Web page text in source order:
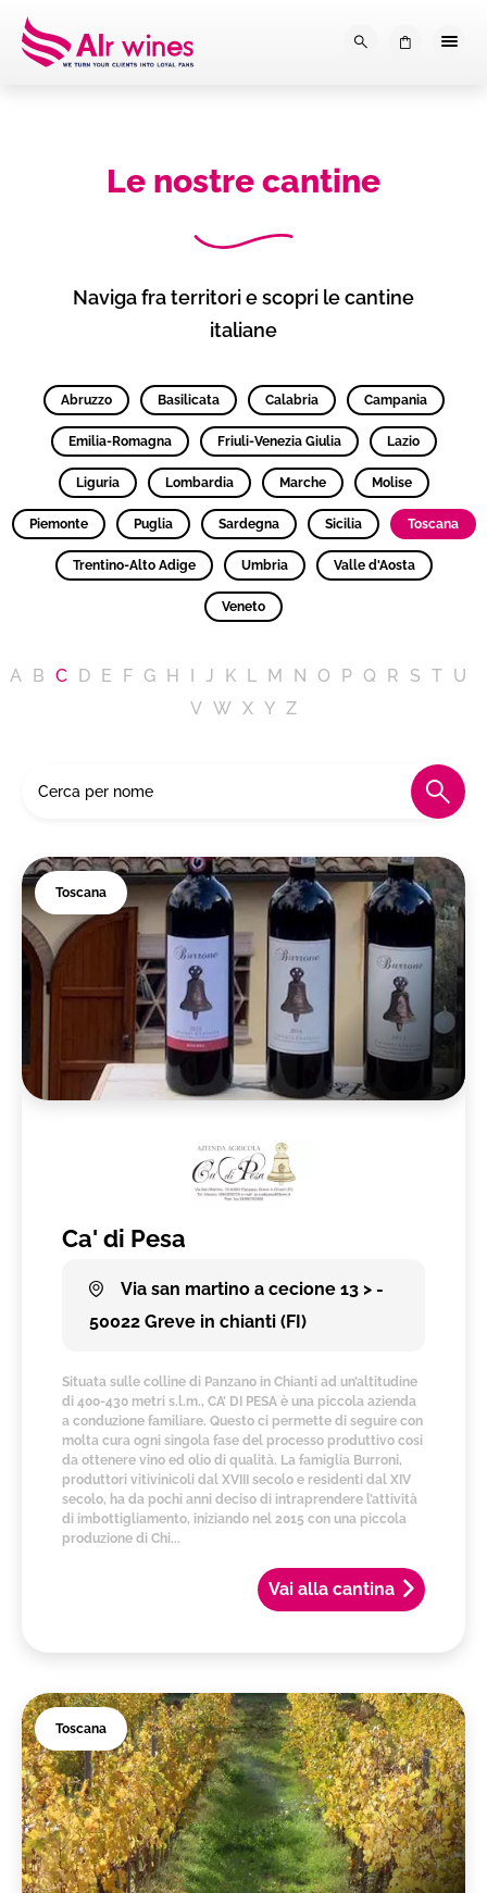
Dalla loro vendemmia, alla
Le nostre cantine
Naviga fra territori e scopri le cantine
italiane
Abruzzo Basilicata Calabria Campania
Emilia-Romagna Friuli-Venezia Giulia Lazio
Liguria Lombardia Marche Molise
Piemonte Puglia Sardegna Sicilia Toscana
Trentino-Alto Adige Umbria Valle d'Aosta
Veneto
A B C D E F G H J K L M N O P Q R S T U
V W X Y Z
Toscana
Ca' di Pesa
Via san martino a cecione 13 > -
50022 Greve in chianti (FI)
Vai alla cantina
Situata sulle colline di Panzano in Chianti ad un’altitudine
di 400-430 metri s.l.m., CA’ DI PESA è una piccola azienda
a conduzione familiare. Questo ci permette di seguire con
molta cura ogni singola fase del processo produttivo cosi
da ottenere vino ed olio di qualità. La famiglia Burroni,
produttori vitivinicoli dal XVIII secolo e residenti dal XIV
secolo, ha da pochi anni deciso di intraprendere l’attività
di imbottigliamento, iniziando nel 2015 con una piccola
produzione di Chi...
Toscana